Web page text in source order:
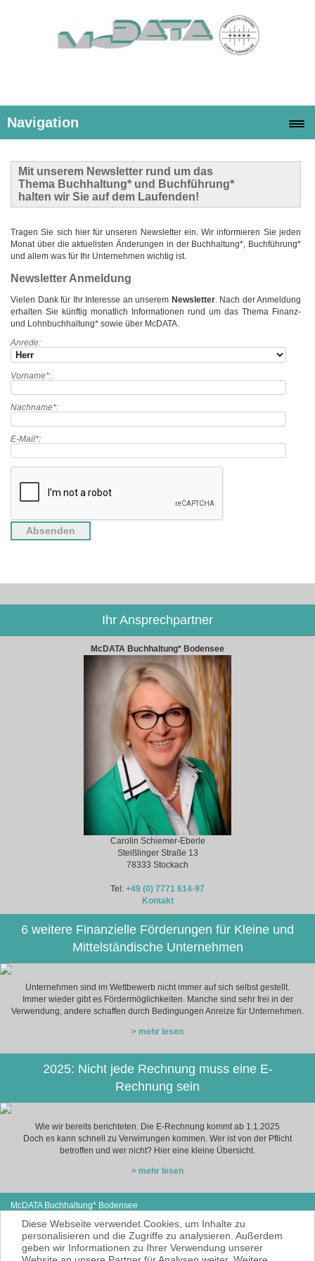
Navigation
Mit unserem Newsletter rund um das
Thema Buchhaltung* und Buchführung*
halten wir Sie auf dem Laufenden!
Tragen Sie sich hier für unseren Newsletter ein. Wir informieren Sie jeden
Monat über die aktuellsten Änderungen in der Buchhaltung*, Buchführung*
und allem was für Ihr Unternehmen wichtig ist.
Newsletter Anmeldung
Vielen Dank für Ihr Interesse an unserem Newsletter. Nach der Anmeldung
erhalten Sie künftig monatlich Informationen rund um das Thema Finanz-
und Lohnbuchhaltung* sowie über McDATA.
Anrede:
Vorname*:
Nachname*:
E-Mail*:
Ihr Ansprechpartner
McDATA Buchhaltung* Bodensee
Carolin Schiemer-Eberle
Steißlinger Straße 13
78333 Stockach
Tel: +49 (0) 7771 614-97
Kontakt
6 weitere Finanzielle Förderungen für Kleine und
Mittelständische Unternehmen
Unternehmen sind im Wettbewerb nicht immer auf sich selbst gestellt.
Immer wieder gibt es Fördermöglichkeiten. Manche sind sehr frei in der
Verwendung, andere schaffen durch Bedingungen Anreize für Unternehmen.
> mehr lesen
2025: Nicht jede Rechnung muss eine E-
Rechnung sein
Wie wir bereits berichteten. Die E-Rechnung kommt ab 1.1.2025
Doch es kann schnell zu Verwirrungen kommen. Wer ist von der Pflicht
betroffen und wer nicht? Hier eine kleine Übersicht.
> mehr lesen
McDATA Buchhaltung* Bodensee
78333 Stockach
E-Mail:cse@mcdata.de
McDATA ist eine sehr gute Alternative zu
Diese Webseite verwendet Cookies, um Inhalte zu
personalisieren und die Zugriffe zu analysieren. Außerdem
geben wir Informationen zu Ihrer Verwendung unserer